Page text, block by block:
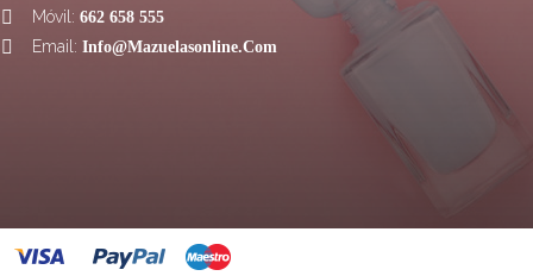
 Móvil: 662 658 555
 Email: Info@mazuelasonline.com